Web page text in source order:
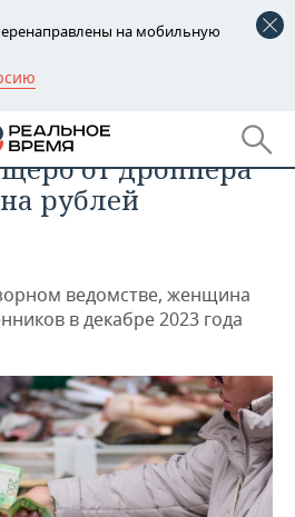
на мобильную
ПФО
от дроппера
рублей
ведомстве, женщина
в декабре 2023 года